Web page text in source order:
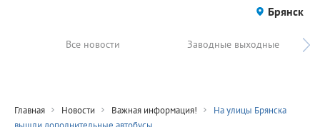
Брянск
Все новости Заводные выходные
Главная Новости Важная информация!
На улицы Брянска